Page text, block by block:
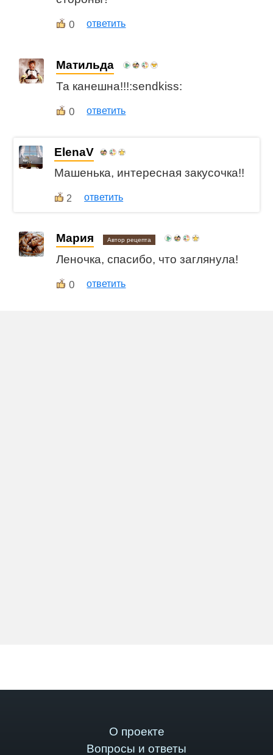
0 ответить
Матильда
Та канешна!!!:sendkiss:
0 ответить
ElenaV
Машенька, интересная закусочка!!
2 ответить
Мария Автор рецепта
Леночка, спасибо, что заглянула!
0 ответить
О проекте
Вопросы и ответы